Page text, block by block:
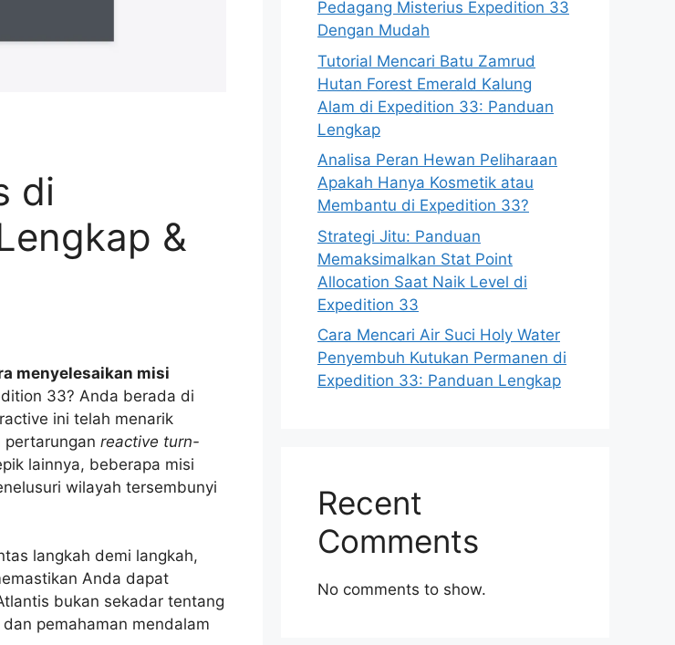
di
&
menyelesaikan misi
33? Anda berada di
ini telah menarik
pertarungan reactive turn-
lainnya, beberapa misi
wilayah tersembunyi
langkah demi langkah,
Anda dapat
bukan sekadar tentang
pemahaman mendalam
Pedagang Misterius Expedition 33
Dengan Mudah
Tutorial Mencari Batu Zamrud
Hutan Forest Emerald Kalung
Alam di Expedition 33: Panduan
Lengkap
Analisa Peran Hewan Peliharaan
Apakah Hanya Kosmetik atau
Membantu di Expedition 33?
Strategi Jitu: Panduan
Memaksimalkan Stat Point
Allocation Saat Naik Level di
Expedition 33
Cara Mencari Air Suci Holy Water
Penyembuh Kutukan Permanen di
Expedition 33: Panduan Lengkap
Recent
Comments
No comments to show.